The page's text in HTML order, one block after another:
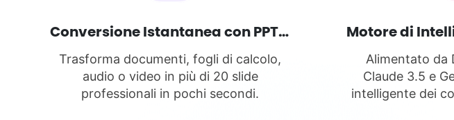
Conversione Istantanea con PPT AI
Trasforma documenti, fogli di calcolo,
audio o video in più di 20 slide
professionali in pochi secondi.
Alimentato da
Claude 3.5 e
intelligente dei